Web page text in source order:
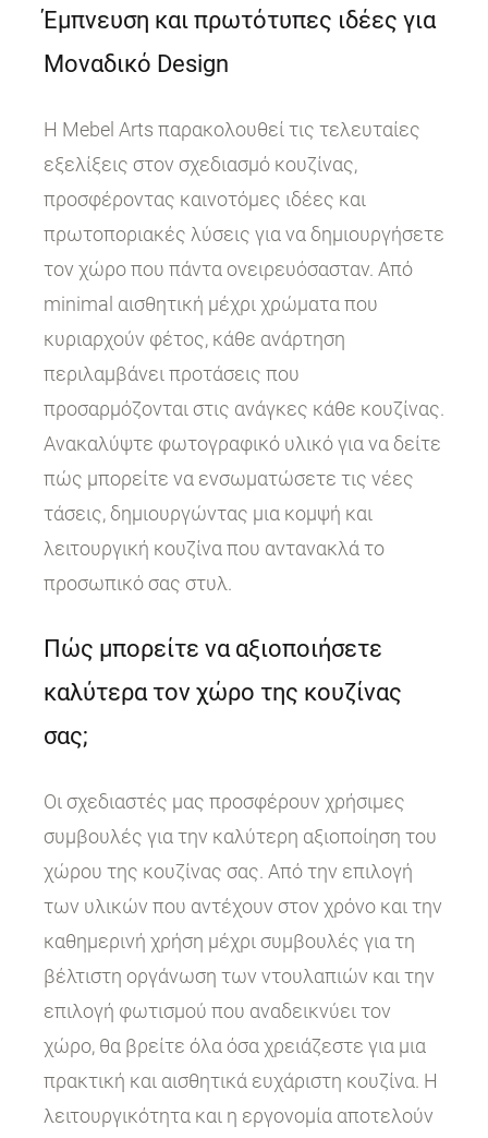
Έμπνευση και πρωτότυπες ιδέες για
Μοναδικό Design
Η Mebel Arts παρακολουθεί τις τελευταίες
εξελίξεις στον σχεδιασμό κουζίνας,
προσφέροντας καινοτόμες ιδέες και
πρωτοποριακές λύσεις για να δημιουργήσετε
τον χώρο που πάντα ονειρευόσασταν. Από
minimal αισθητική μέχρι χρώματα που
κυριαρχούν φέτος, κάθε ανάρτηση
περιλαμβάνει προτάσεις που
προσαρμόζονται στις ανάγκες κάθε κουζίνας.
Ανακαλύψτε φωτογραφικό υλικό για να δείτε
πώς μπορείτε να ενσωματώσετε τις νέες
τάσεις, δημιουργώντας μια κομψή και
λειτουργική κουζίνα που αντανακλά το
προσωπικό σας στυλ.
Πώς μπορείτε να αξιοποιήσετε
καλύτερα τον χώρο της κουζίνας
σας;
Οι σχεδιαστές μας προσφέρουν χρήσιμες
συμβουλές για την καλύτερη αξιοποίηση του
χώρου της κουζίνας σας. Από την επιλογή
των υλικών που αντέχουν στον χρόνο και την
καθημερινή χρήση μέχρι συμβουλές για τη
βέλτιστη οργάνωση των ντουλαπιών και την
επιλογή φωτισμού που αναδεικνύει τον
χώρο, θα βρείτε όλα όσα χρειάζεστε για μια
πρακτική και αισθητικά ευχάριστη κουζίνα. Η
λειτουργικότητα και η εργονομία αποτελούν